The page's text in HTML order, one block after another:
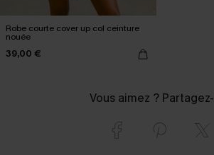
Robe courte cover up col ceinture
nouée
39,00 €
Vous aimez ?